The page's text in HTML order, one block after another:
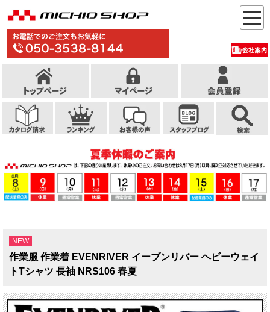
NEW
作業服 作業着 EVENRIVER イーブンリバー ヘビーウェイ
トTシャツ 長袖 NRS106 春夏